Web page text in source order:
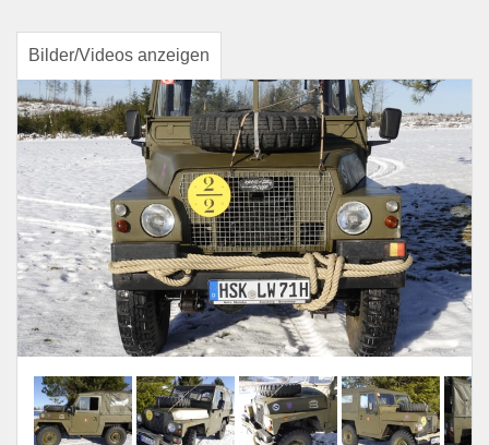
Bilder/Videos anzeigen